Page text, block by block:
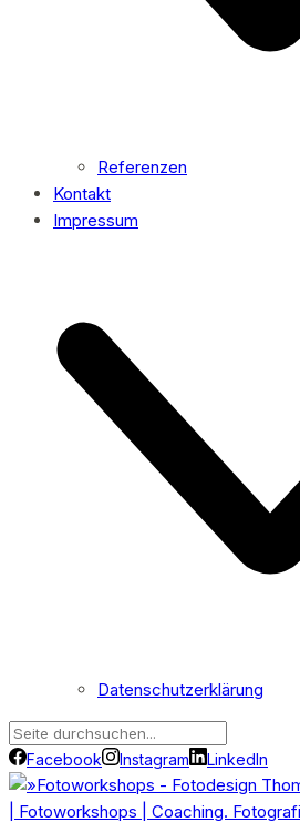
Referenzen
Kontakt
Impressum
Datenschutzerklärung
Facebook Instagram LinkedIn